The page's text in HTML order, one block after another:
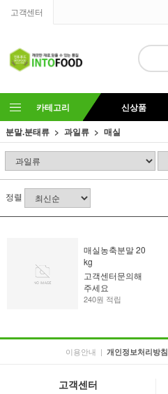
고객센터
카테고리 신상품
분말.분태류
과일류 매실
정렬
매실농축분말 20
kg
고객센터문의해
주세요
240원 적립
이용안내 | 개인정보처리방침
고객센터